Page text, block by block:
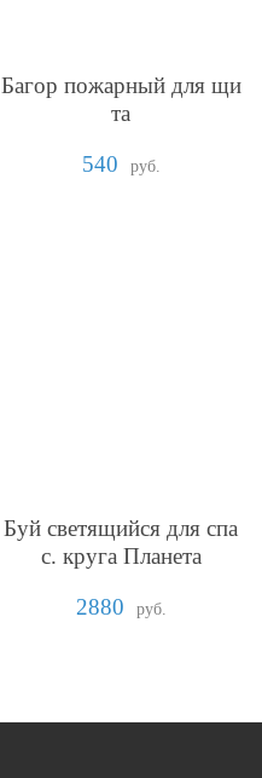
Багор пожарный для щи
та
540
руб.
Буй светящийся для спа
с. круга Планета
2880
руб.